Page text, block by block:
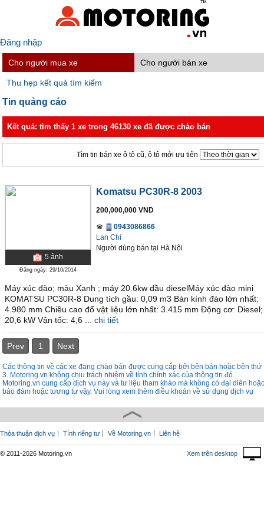
Đăng nhập
Cho người mua xe Cho người bán xe
Thu hẹp kết quả tìm kiếm
Tin quảng cáo
Kết quả: tìm thấy 1 xe trong 46130 xe đã được chào bán
Tìm tin bán xe ô tô cũ, ô tô mới ưu tiên
5 ảnh
Đăng ngày: 29/10/2014
Komatsu PC30R-8 2003
200,000,000 VND
0943086866
Lan Chi
Người dùng bán tại Hà Nội
Máy xúc đào; màu Xanh ; máy 20.6kw dầu dieselMáy xúc đào mini
KOMATSU PC30R-8 Dung tích gầu: 0,09 m3 Bán kính đào lớn nhất:
4.980 mm Chiều cao đổ vật liệu lớn nhất: 3.415 mm Động cơ: Diesel;
20,6 kW Vận tốc: 4,6 ...
chi tiết
Prev 1 Next
Các thông tin về các xe đang chào bán được cung cấp bởi bên bán hoặc bên thứ
3. Motoring.vn không chịu trách nhiệm về tính chính xác của thông tin đó.
Motoring.vn cung cấp dịch vụ này và tư liệu tham khảo mà không có đại diên hoặc
bảo đảm hoặc tương tư vậy. Vui lòng xem thêm điều khoản về sử dụng dịch vụ
Thỏa thuận dịch vụ Tính riêng tư Về Motoring.vn Liên hệ
© 2011-2026 Motoring.vn Xem trên desktop